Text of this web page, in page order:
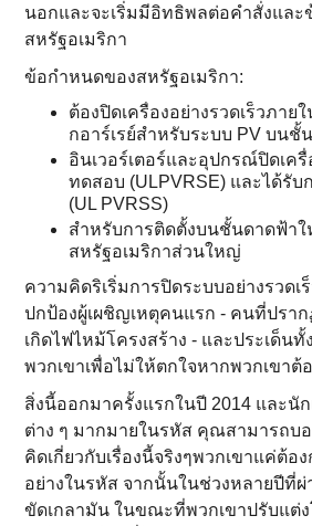
นอกและจะเริ่มมีอิทธิพลต่อคําสั่งแล
สหรัฐอเมริกา
ข้อกําหนดของสหรัฐอเมริกา:
ต้องปิดเครื่องอย่างรวดเร็วภาย
กอาร์เรย์สําหรับระบบ PV บน
อินเวอร์เตอร์และอุปกรณ์ปิดเครื่
ทดสอบ (ULPVRSE) และได้รับ
(UL PVRSS)
สําหรับการติดตั้งบนชั้นดาดฟ้า
สหรัฐอเมริกาส่วนใหญ่
ความคิดริเริ่มการปิดระบบอย่างรวดเ
ปกป้องผู้เผชิญเหตุคนแรก - คนที่ปราก
เกิดไฟไหม้โครงสร้าง - และประเด็น
พวกเขาเพื่อไม่ให้ตกใจหากพวกเขาต้
สิ่งนี้ออกมาครั้งแรกในปี 2014 และนั
ต่าง ๆ มากมายในรหัส คุณสามารถบ
คิดเกี่ยวกับเรื่องนี้จริงๆพวกเขาแค่ต้อ
อย่างในรหัส จากนั้นในช่วงหลายปีที่ผ่
ขัดเกลามัน ในขณะที่พวกเขาปรับแต่ง